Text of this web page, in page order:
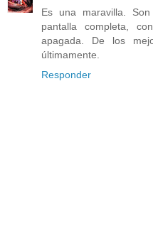
Es una maravilla.
pantalla completa,
apagada. De los
últimamente.
Responder